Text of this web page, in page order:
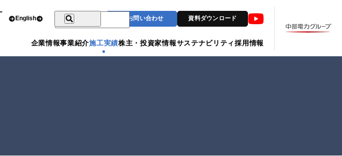
English お問い合わせ 資料ダウンロード
企業情報事業紹介施工実績株主・投資家情報サステナビリティ採用情報